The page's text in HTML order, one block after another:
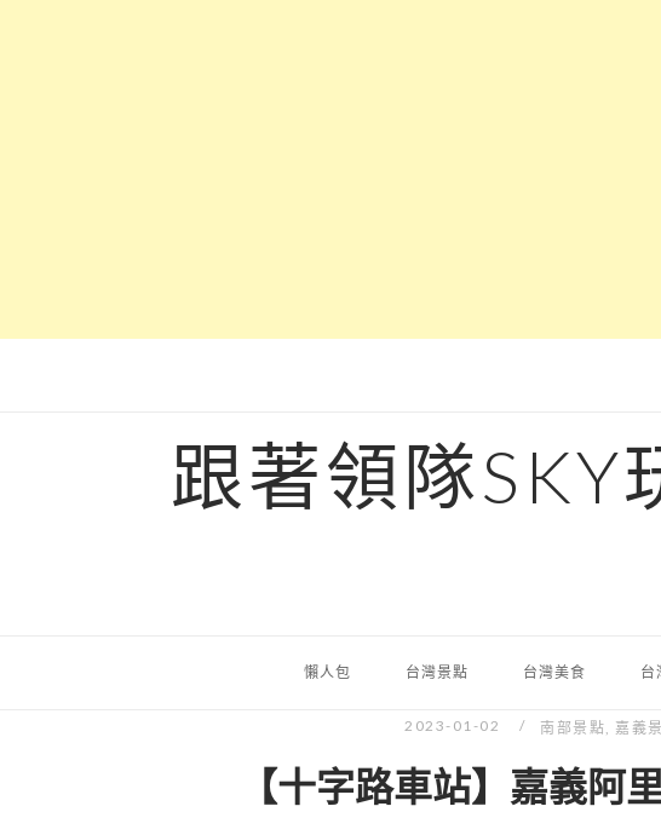
跟著領隊SKY
懶人包 台灣景點 台灣美食 台
2023-01-02 南部景點, 嘉義
【十字路車站】嘉義阿